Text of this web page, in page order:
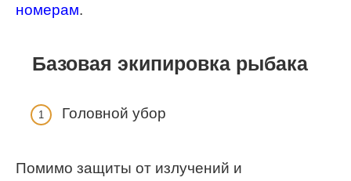
номерам.
Базовая экипировка рыбака
Головной убор
Помимо защиты от излучений и